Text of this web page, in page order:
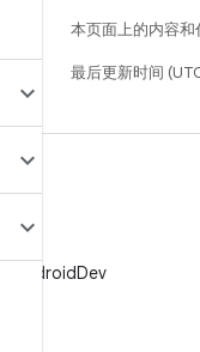
本页面上的内容和
最后更新时间
@AndroidDev